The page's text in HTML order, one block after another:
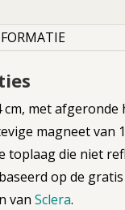
cm, met afgeronde
magneet van
toplaag die niet
op de gratis
van Sclera.